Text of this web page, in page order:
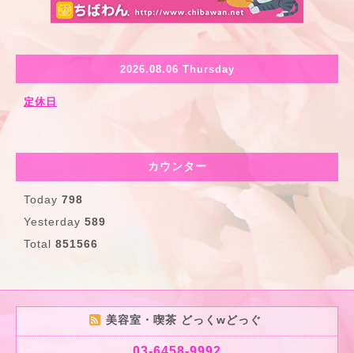
2026.08.06 Thursday
定休日
カウンター
Today 798
Yesterday 589
Total 851566
美容室・喫茶 どっくwどっぐ